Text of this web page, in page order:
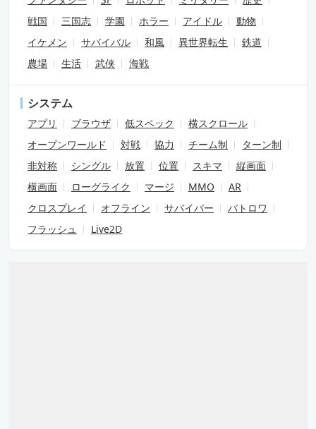
戦国
三国志 学園 ホラー アイドル
動物
イケメン
サバイバル 和風 異世界転生
鉄道
農場
生活 武侠 海戦
システム
アプリ ブラウザ 低スペック
横スクロール
オープンワールド
対戦 協力 チーム制
ターン制
非対称
シングル 放置 位置 スキマ
縦画面
横画面
ローグライク マージ MMO
AR
クロスプレイ
オフライン サバイバー
バトロワ
フラッシュ
Live2D